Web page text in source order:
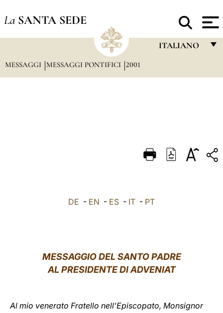
La SANTA SEDE
ITALIANO
DEUTSCH
MESSAGGI MESSAGGI PONTIFICI 2001
DE - EN - ES - IT - PT
MESSAGGIO DEL SANTO PADRE
AL PRESIDENTE DI ADVENIAT
Al mio venerato Fratello nell'Episcopato, Monsignor